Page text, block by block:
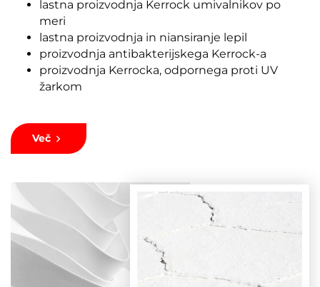
lastna proizvodnja Kerrock umivalnikov po
meri
lastna proizvodnja in niansiranje lepil
proizvodnja antibakterijskega Kerrock-a
proizvodnja Kerrocka, odpornega proti UV
žarkom
Več